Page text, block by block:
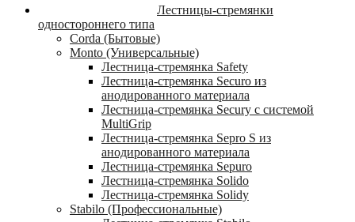
Лестницы-стремянки
одностороннего типа
Corda (Бытовые)
Monto (Универсальные)
Лестница-стремянка Safety
Лестница-стремянка Securo из
анодированного материала
Лестница-стремянка Secury с системой
MultiGrip
Лестница-стремянка Sepro S из
анодированного материала
Лестница-стремянка Sepuro
Лестница-стремянка Solido
Лестница-стремянка Solidy
Stabilo (Профессиональные)